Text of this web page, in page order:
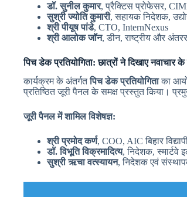
डॉ. सुनील कुमार, प्रैक्टिस प्रोफेसर,
सुश्री ज्योति कुमारी, सहायक निदेशक,
श्री पीयूष पांडे, CTO, InternNexus
श्री आलोक जॉन, डीन, राष्ट्रीय और
पिच डेक प्रतियोगिता: छात्रों ने दिखाए नवाचार
कार्यक्रम के अंतर्गतपिच डेक प्रतियोगिताका
प्रतिष्ठित जूरी पैनल के समक्ष प्रस्तुत किया।
जूरी पैनल में शामिल विशेषज्ञ:
श्री प्रमोद कर्ण, COO, AIC बिहार
डॉ. विभूति विक्रमादित्य, निदेशक, स्मार्टवे
सुश्री ऋचा वत्स्यायन, निदेशक एवं